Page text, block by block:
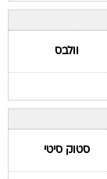
וולבס
סטוק סיטי